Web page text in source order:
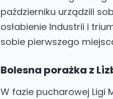
październiku urządzili
osłabienie Industrii i
sobie pierwszego
Bolesna porażka z
W fazie pucharowej Ligi